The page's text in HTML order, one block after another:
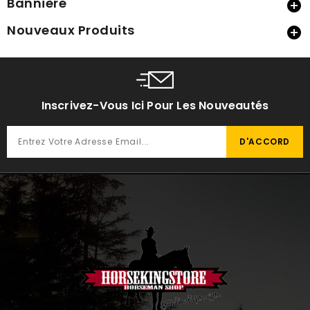

Nouveaux Produits 
Inscrivez-Vous Ici Pour Les Nouveautés